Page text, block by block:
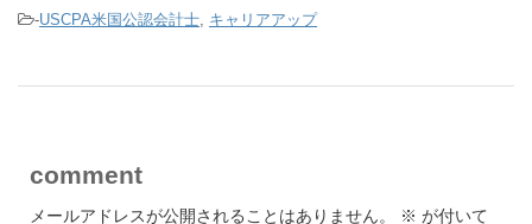
-USCPA米国公認会計士 キャリアアップ
comment
メールアドレスが公開されることはありません。 ※ が付いて